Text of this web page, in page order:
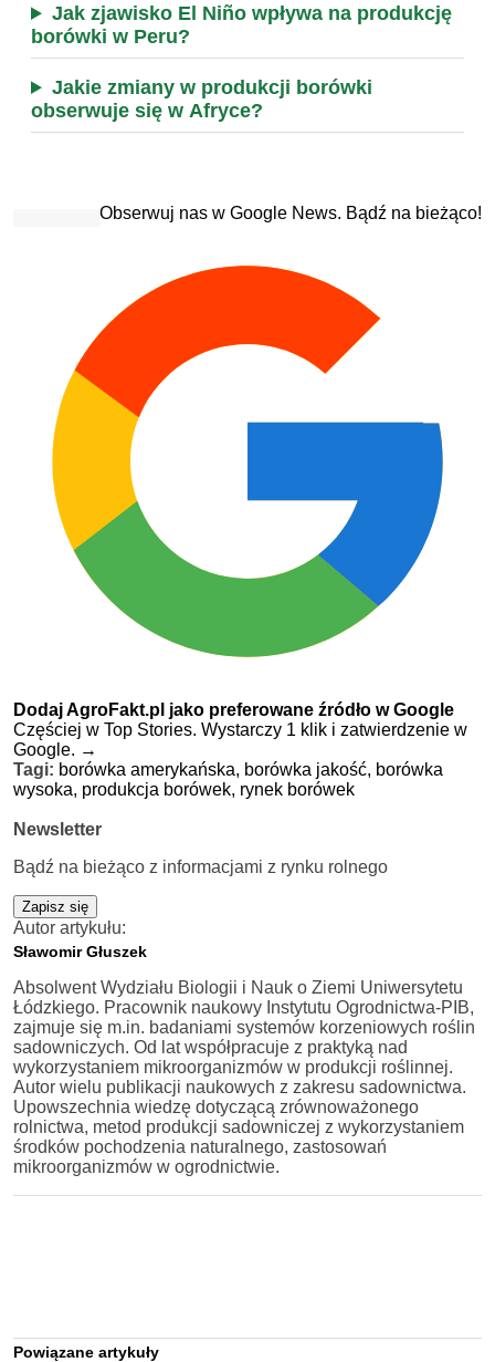
Jak zjawisko El Niño wpływa na produkcję
borówki w Peru?
Jakie zmiany w produkcji borówki
obserwuje się w Afryce?
Obserwuj nas w Google News. Bądź na bieżąco!
Dodaj AgroFakt.pl jako preferowane źródło w Google
Częściej w Top Stories. Wystarczy 1 klik i zatwierdzenie w
Google. →
Tagi: borówka amerykańska, borówka jakość, borówka
wysoka, produkcja borówek, rynek borówek
Newsletter
Bądź na bieżąco z informacjami z rynku rolnego
Zapisz się
Autor artykułu:
Sławomir Głuszek
Absolwent Wydziału Biologii i Nauk o Ziemi Uniwersytetu
Łódzkiego. Pracownik naukowy Instytutu Ogrodnictwa-PIB,
zajmuje się m.in. badaniami systemów korzeniowych roślin
sadowniczych. Od lat współpracuje z praktyką nad
wykorzystaniem mikroorganizmów w produkcji roślinnej.
Autor wielu publikacji naukowych z zakresu sadownictwa.
Upowszechnia wiedzę dotyczącą zrównoważonego
rolnictwa, metod produkcji sadowniczej z wykorzystaniem
środków pochodzenia naturalnego, zastosowań
mikroorganizmów w ogrodnictwie.
Powiązane artykuły